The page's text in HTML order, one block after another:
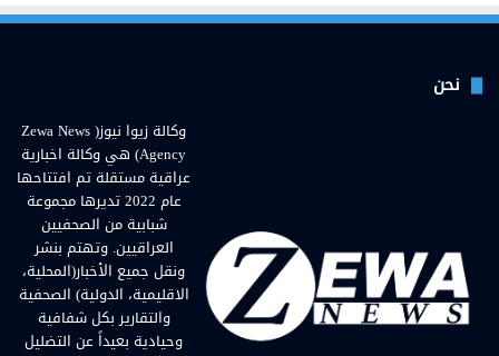
نحن
وكالة زيوا نيوز( Zewa News
Agency) هي وكالة اخبارية
عراقية مستقلة تم افتتاحها
عام 2022 تديرها مجموعة
شبابية من الصحفيين
العراقيين. وتهتم بنشر
ونقل جميع الأخبار(المحلية،
الاقليمية، الدولية) الصحفية
والتقارير بكل شفافية
وحيادية بعيداً عن التضليل